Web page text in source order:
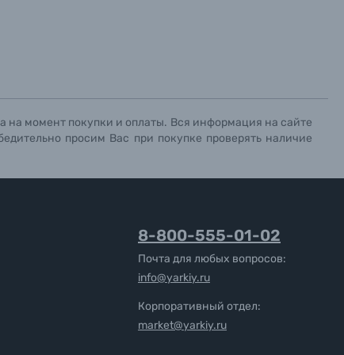
на момент покупки и оплаты. Вся информация на сайте
просим Вас при покупке проверять наличие
8-800-555-01-02
Почта для любых вопросов:
info@yarkiy.ru
Корпоративный отдел:
market@yarkiy.ru